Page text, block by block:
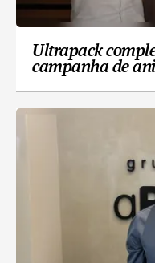
Ultrapack
campanha de